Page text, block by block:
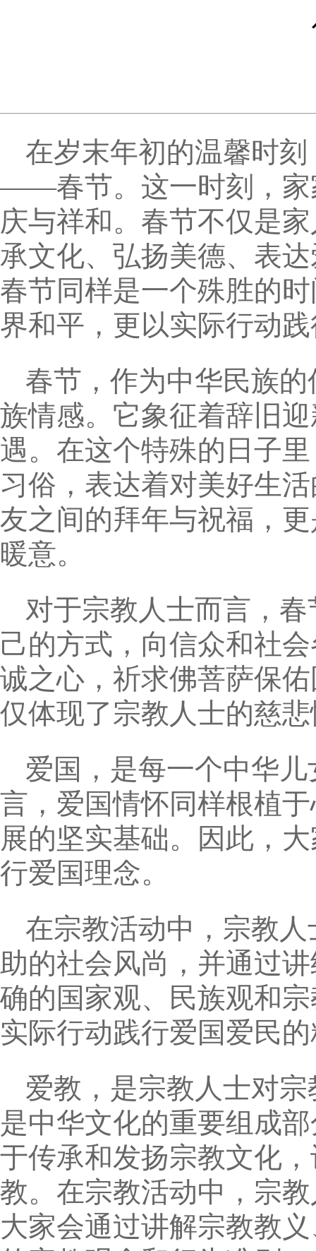
在岁末年初的温馨时
——春节。这一时刻，家
庆与祥和。春节不仅是
承文化、弘扬美德、表
春节同样是一个殊胜的
界和平，更以实际行动
春节，作为中华民族
族情感。它象征着辞旧
遇。在这个特殊的日子
习俗，表达着对美好生
友之间的拜年与祝福，
暖意。
对于宗教人士而言，
己的方式，向信众和社
诚之心，祈求佛菩萨保
仅体现了宗教人士的慈
爱国，是每一个中华
言，爱国情怀同样根植
展的坚实基础。因此，
行爱国理念。
在宗教活动中，宗教
助的社会风尚，并通过
确的国家观、民族观和
实际行动践行爱国爱民
爱教，是宗教人士对
是中华文化的重要组成
于传承和发扬宗教文化
教。在宗教活动中，宗
大家会通过讲解宗教教